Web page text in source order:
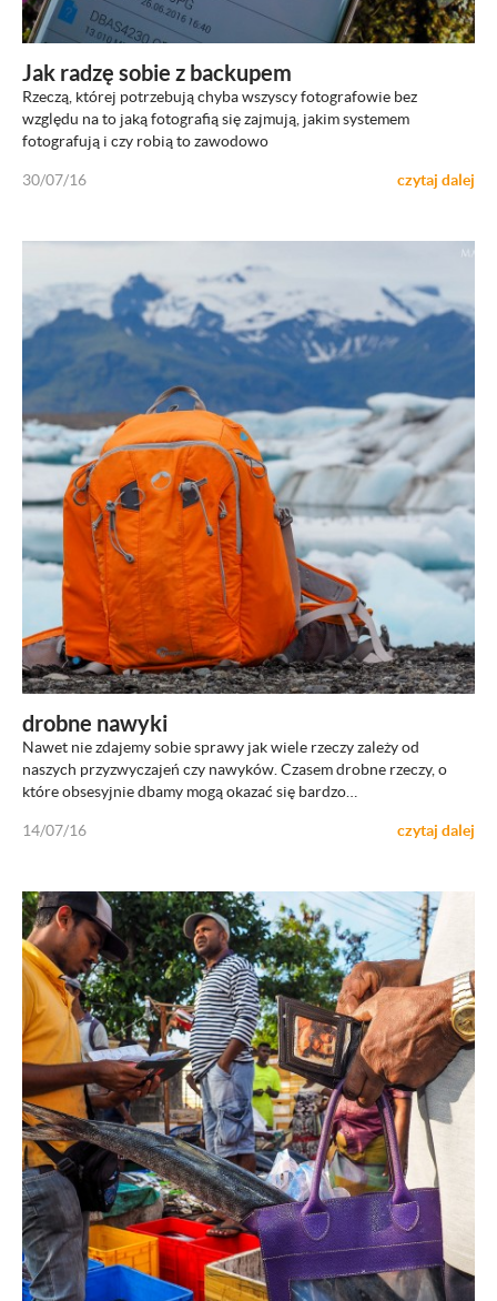
Jak radzę sobie z backupem
Rzeczą, której potrzebują chyba wszyscy fotografowie bez
względu na to jaką fotografią się zajmują, jakim systemem
fotografują i czy robią to zawodowo
30/07/16 czytaj dalej
ZOBACZ
drobne nawyki
Nawet nie zdajemy sobie sprawy jak wiele rzeczy zależy od
naszych przyzwyczajeń czy nawyków. Czasem drobne rzeczy, o
które obsesyjnie dbamy mogą okazać się bardzo…
14/07/16 czytaj dalej
ZOBACZ